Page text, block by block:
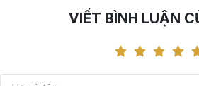
VIẾT BÌNH LUẬN